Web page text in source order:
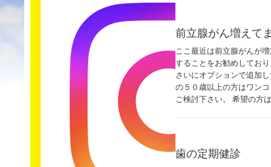
前立腺がん増えて
ここ最近は前立腺がんが
することをお勧めしてお
さいにオプションで追加
の５０歳以上の方はワン
ご検討下さい。 希望の方
歯の定期健診